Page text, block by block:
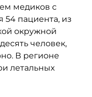
медиков с
54 пациента, из
окружной
человек,
В регионе
летальных